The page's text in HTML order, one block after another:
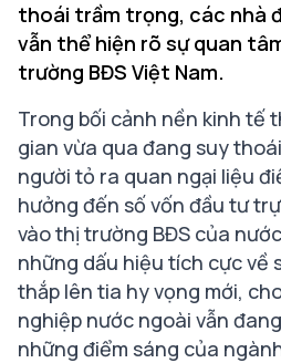
thoái trầm trọng, các nhà
vẫn thể hiện rõ sự quan
trường BĐS Việt Nam.
Trong bối cảnh nền kinh tế
gian vừa qua đang suy
người tỏ ra quan ngại liệu
hưởng đến số vốn đầu tư
vào thị trường BĐS của
những dấu hiệu tích cực về
thắp lên tia hy vọng mới,
nghiệp nước ngoài vẫn
những điểm sáng của